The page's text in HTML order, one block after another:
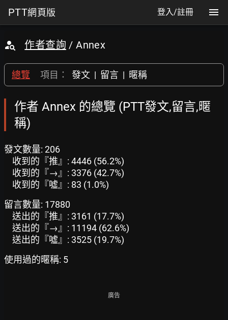
PTT網頁版 登入/註冊
作者查詢 / Annex
總覽 項目： 發文 | 留言 | 暱稱
作者 Annex 的總覽 (PTT發文,留言,暱
稱)
發文數量: 206
收到的『推』: 4446 (56.2%)
收到的『→』: 3376 (42.7%)
收到的『噓』: 83 (1.0%)
留言數量: 17880
送出的『推』: 3161 (17.7%)
送出的『→』: 11194 (62.6%)
送出的『噓』: 3525 (19.7%)
使用過的暱稱: 5
廣告